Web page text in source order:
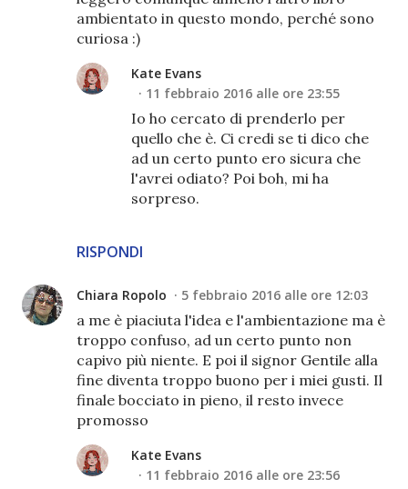
ambientato in questo mondo, perché sono
curiosa :)
RISPONDI
Kate Evans
11 febbraio 2016 alle ore 23:55
Io ho cercato di prenderlo per
quello che è. Ci credi se ti dico che
ad un certo punto ero sicura che
l'avrei odiato? Poi boh, mi ha
sorpreso.
Chiara Ropolo 5 febbraio 2016 alle ore 12:03
a me è piaciuta l'idea e l'ambientazione ma è
troppo confuso, ad un certo punto non
capivo più niente. E poi il signor Gentile alla
fine diventa troppo buono per i miei gusti. Il
finale bocciato in pieno, il resto invece
promosso
Kate Evans
11 febbraio 2016 alle ore 23:56